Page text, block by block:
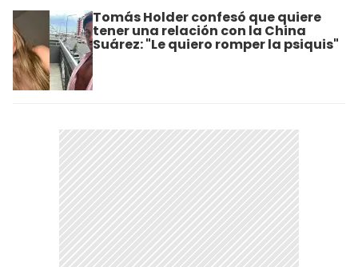
Tomás Holder confesó que quiere
tener una relación con la China
Suárez: "Le quiero romper la psiquis"